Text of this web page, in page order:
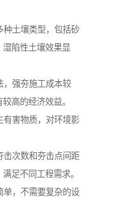
种土壤类型，包括砂
陷性土壤效果显
，强夯施工成本较
高的经济效益。
有害物质，对环境影
击次数和夯击点间距
足不同工程需求。
单，不需要复杂的设